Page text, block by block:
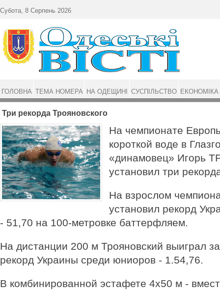
Три рекорда Трояновского
На чемпионате
короткой воде в
«динамовец» Игорь
установил три
На взрослом
установил рекорд
- 51,70 на 100-метровке баттерфляем.
На дистанции 200 м Троя­новский выиграл
рекорд Украины среди юниоров - 1.54,76.
В комбинированной эстафете 4х50 м -
Субота, 8 Серпень 2026
ГОЛОВНА ТЕМА НОМЕРА НА ОДЕЩИНІ СУСПІЛЬСТВО ЕКОНОМІКА